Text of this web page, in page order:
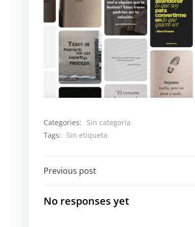
Categories:
Sin categoría
Tags:
Sin etiqueta
Navegación
por
Previous post
No responses yet